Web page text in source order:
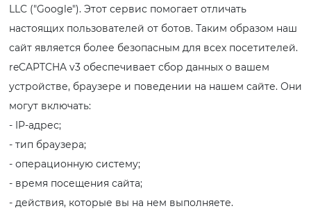
LLC ("Google"). Этот сервис помогает отличать
настоящих пользователей от ботов. Таким образом наш
сайт является более безопасным для всех посетителей.
reCAPTCHA v3 обеспечивает сбор данных о вашем
устройстве, браузере и поведении на нашем сайте. Они
могут включать:
- IP-адрес;
- тип браузера;
- операционную систему;
- время посещения сайта;
- действия, которые вы на нем выполняете.